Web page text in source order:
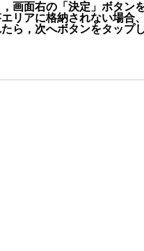
画面右の「決定」ボタ
エリアに格納されない場
ら，次へボタンをタップ